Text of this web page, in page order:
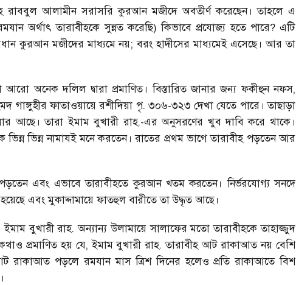
রাববুল আলামীন সরাসরি কুরআন মজীদে অবতীর্ণ করেছেন। তাহলে এ
অর্থাৎ তারাবীহকে সুন্নত করেছি) কিভাবে প্রযোজ্য হতে পারে? এটি
কুরআন মজীদের মাধ্যমে নয়; বরং হাদীসের মাধ্যমেই এসেছে। আর তা
আরো অনেক দলিল দ্বারা প্রমাণিত। বিস্তারিত জানার জন্য ফকীহুন নফস,
গাঙ্গুহীর ফাতাওয়ায়ে রশীদিয়া পৃ. ৩০৬-৩২৩ দেখা যেতে পারে। তাছাড়া
আছে। তারা ইমাম বুখারী রাহ.-এর অনুসরণের খুব দাবি করে থাকে।
ভিন্ন ভিন্ন নামাযই মনে করতেন। রাতের প্রথম ভাগে তারাবীহ পড়তেন আর
এবং এভাবে তারাবীহতে কুরআন খতম করতেন। নির্ভরযোগ্য সনদে
এবং মুকাদ্দামায়ে ফাতহুল বারীতে তা উদ্ধৃত আছে।
বুখারী রাহ. অন্যান্য উলামায়ে সালাফের মতো তারাবীহকে তাহাজ্জুদ
প্রমাণিত হয় যে, ইমাম বুখারী রাহ. তারাবীহ আট রাকাআত নয় বেশি
রাকাআত পড়লে রমযান মাস ত্রিশ দিনের হলেও প্রতি রাকাআতে বিশ